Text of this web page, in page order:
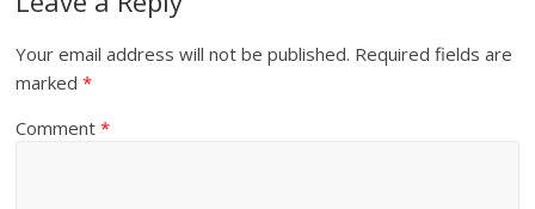
Your email address will not be published. Required fields are
marked*
Comment*